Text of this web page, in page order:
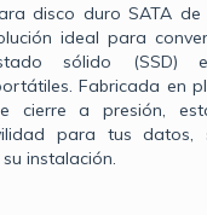
disco duro SATA de
ideal para
sólido (SSD)
Fabricada en
cierre a presión,
para tus datos,
instalación.